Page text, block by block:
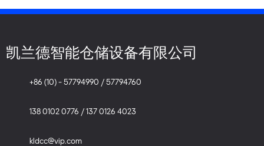
凯兰德智能仓储设备有限公司
+86 (10) - 57794990 / 57794760
138 0102 0776 / 137 0126 4023
kldcc@vip.com